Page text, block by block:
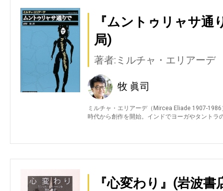
『ムントゥリャサ通
局)
著者:ミルチャ・エリアーデ
牧 眞司
ミルチャ・エリアーデ（Mircea Eliade 1907-
時代から創作を開始。インドでヨーガやタントラ
『心変わり』(岩波書